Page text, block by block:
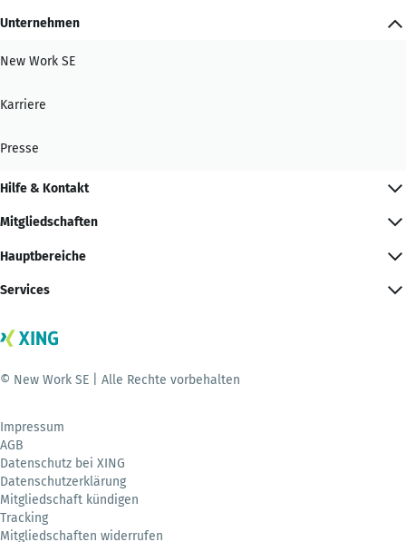
Unternehmen
New Work SE
Karriere
Presse
Hilfe & Kontakt
Mitgliedschaften
Hauptbereiche
Services
© New Work SE | Alle Rechte vorbehalten
Impressum
AGB
Datenschutz bei XING
Datenschutzerklärung
Mitgliedschaft kündigen
Tracking
Mitgliedschaften widerrufen